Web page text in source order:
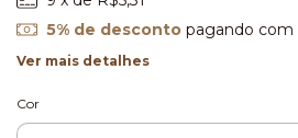
5% de descontopagando com
Ver mais detalhes
Cor